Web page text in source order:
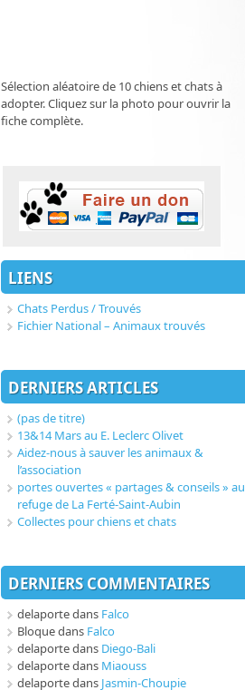
Sélection aléatoire de 10 chiens et chats à
adopter. Cliquez sur la photo pour ouvrir la
fiche complète.
LIENS
Chats Perdus / Trouvés
Fichier National – Animaux trouvés
DERNIERS ARTICLES
(pas de titre)
13&14 Mars au E. Leclerc Olivet
Aidez-nous à sauver les animaux &
l’association
portes ouvertes « partages & conseils » au
refuge de La Ferté-Saint-Aubin
Collectes pour chiens et chats
DERNIERS COMMENTAIRES
delaportedans Falco
Bloquedans Falco
delaportedans Diego-Bali
delaportedans Miaouss
delaportedans Jasmin-Choupie